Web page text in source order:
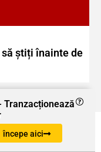
să știți înainte de
Tranzacționează
începe aici